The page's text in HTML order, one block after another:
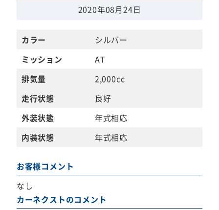
2020年08月24日
カラー
シルバー
ミッション
AT
排気量
2,000cc
走行状態
良好
外装状態
年式相応
内装状態
年式相応
お客様コメント
なし
カーネクストのコメント